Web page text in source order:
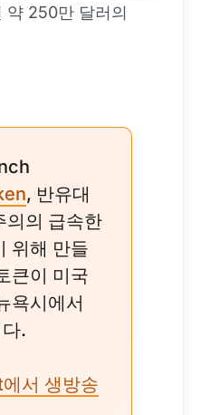
약 250만 달러의
, 반유대
의의 급속한
위해 만들
큰이 미국
욕시에서
.
서 생방송